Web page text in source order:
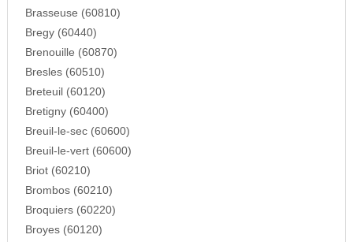
Brasseuse (60810)
Bregy (60440)
Brenouille (60870)
Bresles (60510)
Breteuil (60120)
Bretigny (60400)
Breuil-le-sec (60600)
Breuil-le-vert (60600)
Briot (60210)
Brombos (60210)
Broquiers (60220)
Broyes (60120)